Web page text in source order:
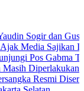
dan Gus Sholeh
Informasi
Temajuk
Berbeda?
Diseret ke Meja